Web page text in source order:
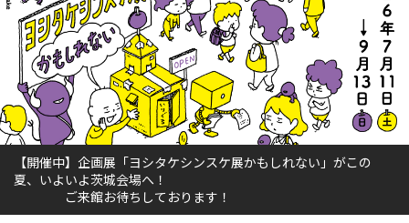
【開催中】企画展「ヨシタケシンスケ展かもしれない」がこの
夏、いよいよ茨城会場へ！
ご来館お待ちしております！
ご来館お待ちしております。